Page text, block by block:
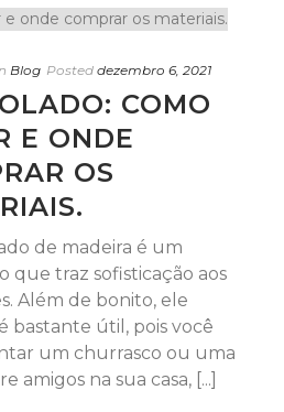
Blog Posted dezembro 6, 2021
COMO
E ONDE
OS
de madeira é um
que traz sofisticação aos
Além de bonito, ele
bastante útil, pois você
um churrasco ou uma
amigos na sua casa, [...]